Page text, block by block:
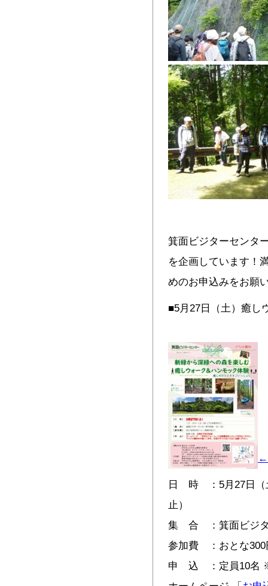
箕面ビジターセンタ
を企画しています！
めのお申込みをお願
■5月27日（土）癒し
←
日 時 ：5月27日（
止）
集 合 ：箕面ビジタ
参加費 ：おとな300
申 込 ：定員10名